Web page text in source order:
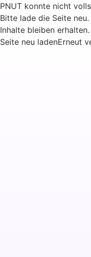
PNUT konnte nicht
Bitte lade die Seite
Inhalte bleiben erhalten.
Seite neu ladenErneut